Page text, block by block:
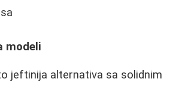
modeli
jeftinija alternativa sa solidnim